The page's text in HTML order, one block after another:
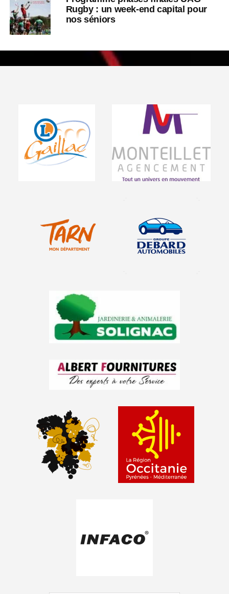
Rugby : un week-end capital pour
nos séniors